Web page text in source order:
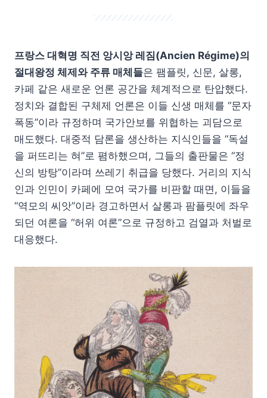
프랑스 대혁명 직전 앙시앙 레짐(Ancien Régime)의
절대왕정 체제와 주류 매체들은 팸플릿, 신문, 살롱,
카페 같은 새로운 언론 공간을 체계적으로 탄압했다.
정치와 결합된 구체제 언론은 이들 신생 매체를 “문자
폭동”이라 규정하며 국가안보를 위협하는 괴담으로
매도했다. 대중적 담론을 생산하는 지식인들을 “독설
을 퍼뜨리는 혀”로 폄하했으며, 그들의 출판물은 “정
신의 방탕”이라며 쓰레기 취급을 당했다. 거리의 지식
인과 인민이 카페에 모여 국가를 비판할 때면, 이들을
“역모의 씨앗”이라 경고하면서 살롱과 팜플릿에 좌우
되던 여론을 “허위 여론”으로 규정하고 검열과 처벌로
대응했다.